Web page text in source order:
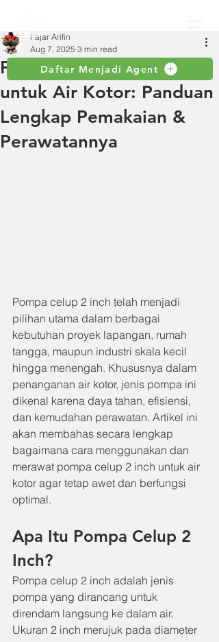
Daftar Menjadi Agent
Pompa Celup 2 Inch
untuk Air Kotor: Panduan
Lengkap Pemakaian &
Perawatannya
Fajar Arifin
Aug 7, 2025 3 min read
Pompa celup 2 inch telah menjadi
pilihan utama dalam berbagai
kebutuhan proyek lapangan, rumah
tangga, maupun industri skala kecil
hingga menengah. Khususnya dalam
penanganan air kotor, jenis pompa ini
dikenal karena daya tahan, efisiensi,
dan kemudahan perawatan. Artikel ini
akan membahas secara lengkap
bagaimana cara menggunakan dan
merawat pompa celup 2 inch untuk air
kotor agar tetap awet dan berfungsi
optimal.
Apa Itu Pompa Celup 2
Inch?
Pompa celup 2 inch adalah jenis
pompa yang dirancang untuk
direndam langsung ke dalam air.
Ukuran 2 inch merujuk pada diameter